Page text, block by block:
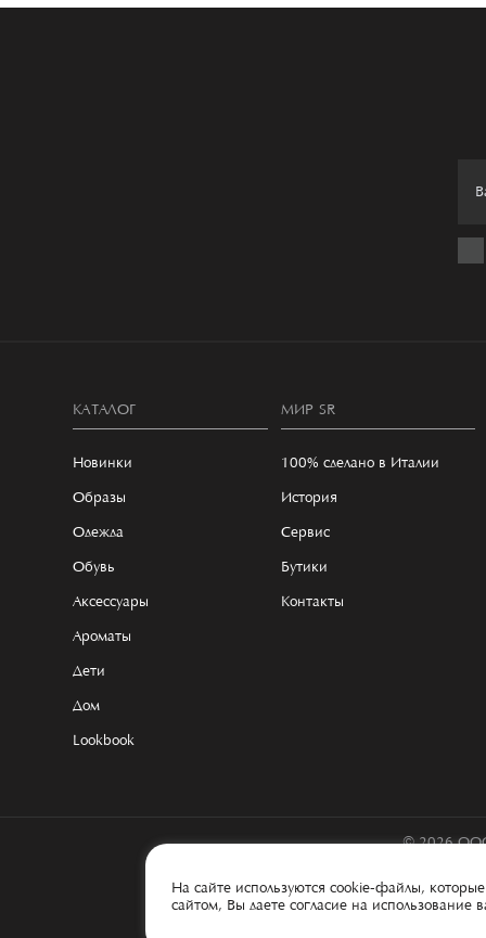
На сайте используются cookie-файлы,
сайтом, Вы даете согласие на
КАТАЛОГ
Новинки
Образы
Одежда
Обувь
Аксессуары
Ароматы
Дети
Дом
Lookbook
МИР SR
100% сделано в Италии
История
Сервис
Бутики
Контакты
© 2026 ООО